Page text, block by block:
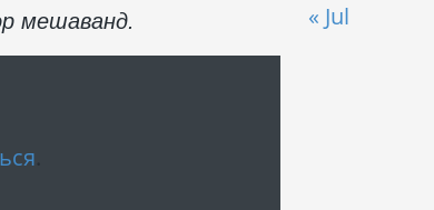
мешаванд. « Jul